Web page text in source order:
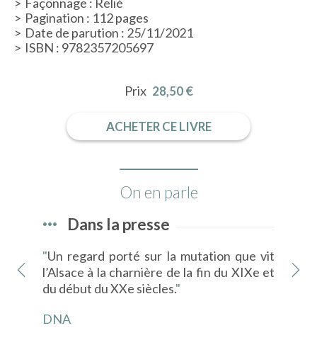
Pagination : 112 pages
Date de parution : 25/11/2021
ISBN : 9782357205697
Prix 28,50 €
ACHETER CE LIVRE
On en parle
Dans la presse
"Un regard porté sur la mutation que vit
l’Alsace à la charnière de la fin du XIXe et
du début du XXe siècles."
DNA